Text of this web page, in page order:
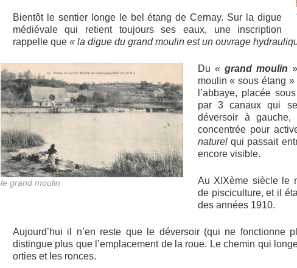
Bientôt le sentier longe le bel étang de Cernay. Sur la digue
médiévale qui retient toujours ses eaux, une inscription
rappelle que « la digue du grand moulin est un ouvrage
le grand moulin
Du « grand moulin
moulin « sous étang
l’abbaye, placée
par 3 canaux qui
déversoir à
concentrée pour
naturelqui passait
encore visible.
Au XIXème siècle le
de pisciculture, et il
des années 1910.
Aujourd’hui il n’en reste que le déversoir (qui ne fonctionne
distingue plus que l’emplacement de la roue. Le chemin qui
orties et les ronces.